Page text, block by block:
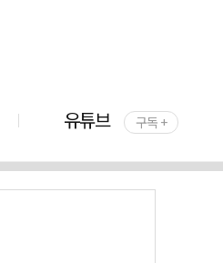
유튜브 구독 +